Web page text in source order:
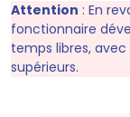
Attention : En
fonctionnaire
temps libres,
supérieurs.